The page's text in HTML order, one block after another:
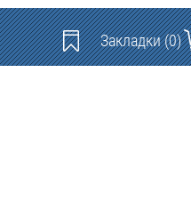
Закладки(0)